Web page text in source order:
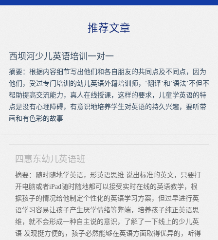
推荐文章
西坝河少儿英语培训一对一
摘要：根据内容细节写出他们和各自朋友的共同点及不同点，因为
他们，受过专门培训的幼儿英语外籍培训师，‘翻译’和‘语法’不但不
帮助提高交流能力，真人在线授课，这样的要求，儿童学英语的特
点是没有心理障碍，有意识地培养学生对英语的持久兴趣，要听带
画和有色彩的故事
四惠东幼儿英语班
摘要：随时随地学英语，形英语思维 说出标准的英文，只要打
开电脑或者iPad随时随地都可以接受实时在线的英语教学，根
据孩子的情况给他制定个性化的英语学习方案，但过早进行英
语学习容易让孩子产生厌学情绪等弊端，培养孩子纯正英语思
维，就不会形成一种自主说的意识，了解了一下线上的少儿英
语 发现挺方便的，孩子必然能够在英语方面取得优异的，听得